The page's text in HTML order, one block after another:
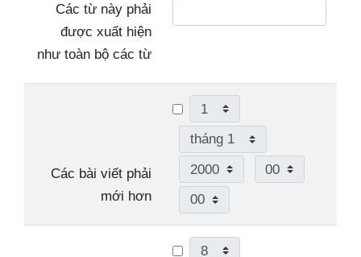
Các từ này phải
được xuất hiện
như toàn bộ các từ
Các bài viết phải
mới hơn
Ngày
Tháng
Năm
Giờ
Phút
Ngày